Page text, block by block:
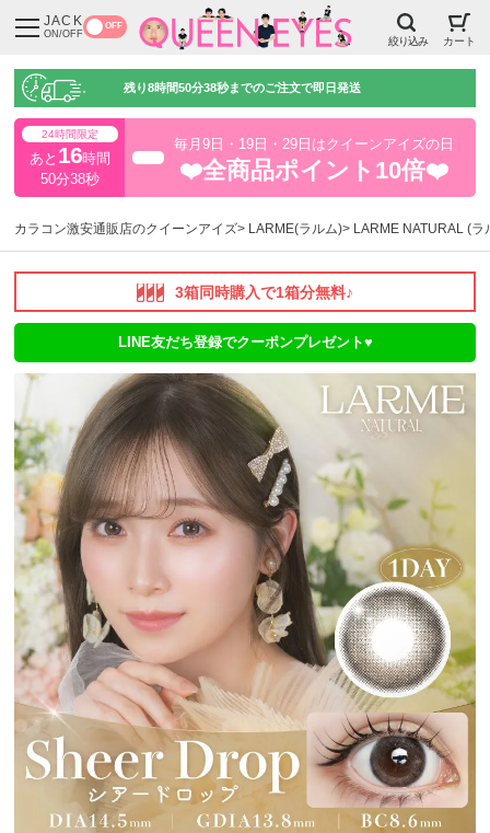
JACK
ON/OFF
OFF
絞り込み カート
残り8時間50分37秒までのご注文で即日発送
24時間限定
あと 16時間
50分37秒
毎月9日・19日・29日はクイーンアイズの日
❤️全商品ポイント10倍❤️
カラコン激安通販店のクイーンアイズ LARME(ラルム) LARME NATURAL (ラ
3箱同時購入で1箱分無料♪
LINE友だち登録でクーポンプレゼント♥